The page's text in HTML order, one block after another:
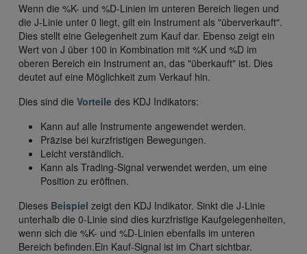
Wenn die %K- und %D-Linien im unteren Bereich liegen und
die J-Linie unter 0 liegt, gilt ein Instrument als "überverkauft".
Dies stellt eine Gelegenheit zum Kauf dar. Ebenso zeigt ein
Wert von J über 100 in Kombination mit %K und %D im
oberen Bereich ein Instrument an, das "überkauft" ist. Dies
deutet auf eine Möglichkeit zum Verkauf hin.
Dies sind die Vorteile des KDJ Indikators:
Kann auf alle Instrumente angewendet werden.
Präzise bei kurzfristigen Bewegungen.
Leicht verständlich.
Kann als Trading-Signal verwendet werden, um eine
Position zu eröffnen.
Dieses Beispiel zeigt den KDJ Indikator. Sinkt die J-Linie
unterhalb die 0-Linie sind dies kurzfristige Kaufgelegenheiten,
wenn sich die %K- und %D-Linien ebenfalls im unteren
Bereich befinden.Ein Kauf-Signal ist im Chart sichtbar.